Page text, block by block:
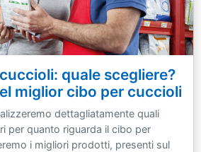
quale scegliere?
miglior cibo per cuccioli
dettagliatamente quali
per quanto riguarda il cibo per
i migliori prodotti, presenti sul